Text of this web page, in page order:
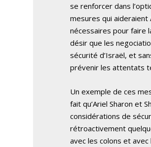
se renforcer dans
mesures qui
nécessaires pour faire
désir que les
sécurité d’Israël, et
prévenir les attentats
Un exemple de ces
fait qu’Ariel Sharon et
considérations de
rétroactivement
avec les colons et